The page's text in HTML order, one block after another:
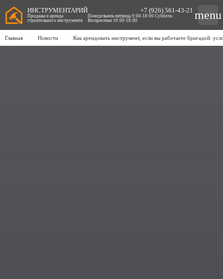
Главная Новости Как арендовать инструмент, если вы работаете бригадой:
ИНСТРУМЕНТАРИЙ
Продажа и аренда
строительного инструмента
+7 (926) 561-43-21
Понедельник-пятница 9:00-18:00 Суббота-
Воскресенье 10:00-18:00
menu